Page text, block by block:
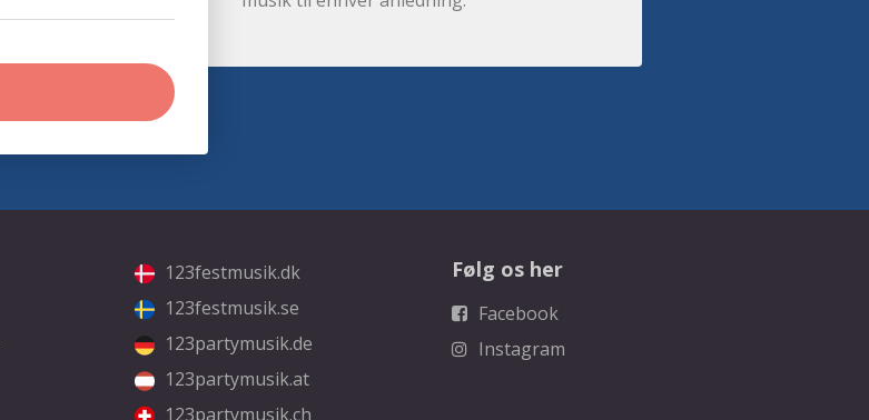
123festmusik.dk
123festmusik.se
123partymusik.de
123partymusik.at
123partymusik.ch
Følg os her
Facebook
Instagram